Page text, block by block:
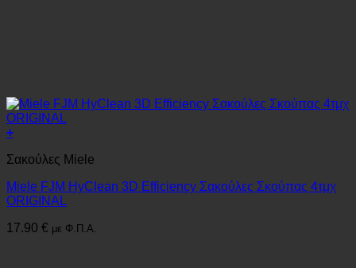
+
Σακούλες Miele
Miele FJM HyClean 3D Efficiency Σακούλες Σκούπας 4τμχ
ORIGINAL
17.90 € με Φ.Π.Α.